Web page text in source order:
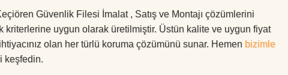
Güvenlik Filesi İmalat , Satış ve Montajı çözümlerini
kriterlerine uygun olarak üretilmiştir. Üstün kalite ve uygun fiyat
olan her türlü koruma çözümünü sunar. Hemen bizimle
keşfedin.